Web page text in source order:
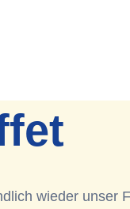
wieder unser